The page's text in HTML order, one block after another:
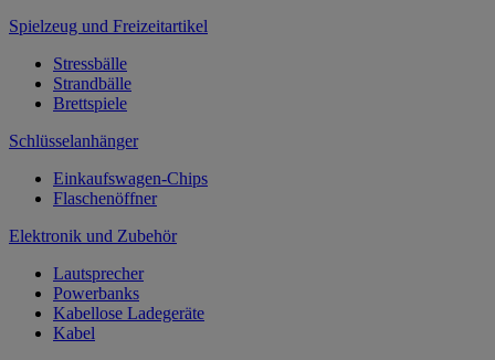
Spielzeug und Freizeitartikel
Stressbälle
Strandbälle
Brettspiele
Schlüsselanhänger
Einkaufswagen-Chips
Flaschenöffner
Elektronik und Zubehör
Lautsprecher
Powerbanks
Kabellose Ladegeräte
Kabel